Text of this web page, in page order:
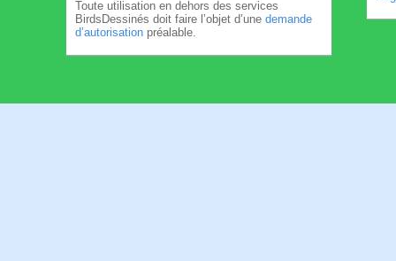
Toute utilisation en dehors des services
BirdsDessinés doit faire l’objet d’une demande
d’autorisation préalable.